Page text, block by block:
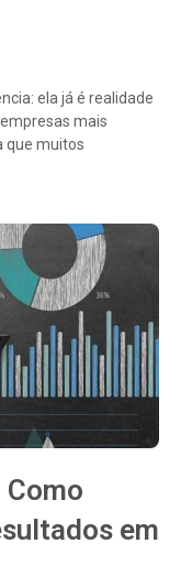
ela já é realidade
mais
que muitos
em